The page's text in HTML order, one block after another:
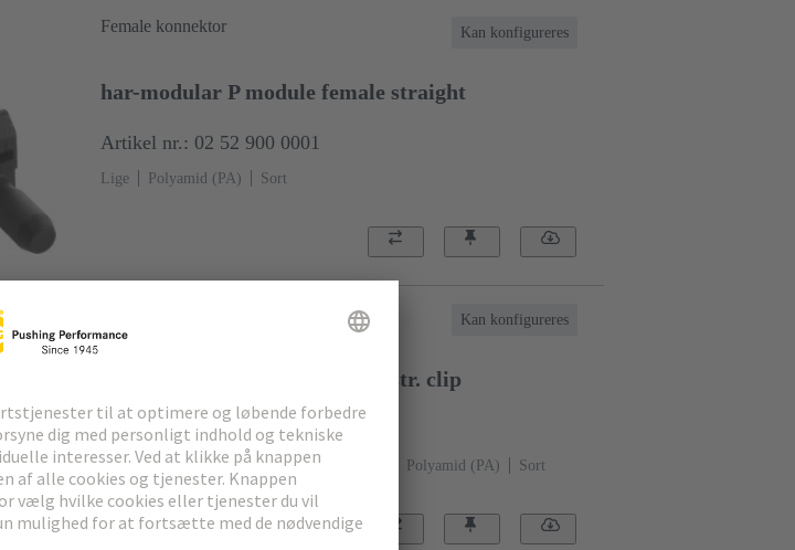
Kan konfigureres
Female konnektor
har-modular P module female straight
Artikel nr.: 02 52 900 0001
Lige Polyamid (PA) Sort
Kan konfigureres
har-modular P module female str. clip
Artikel nr.: 02 52 900 0002
Lige Fastgørelse af PCB: Med snap-in-clips Polyamid (PA) Sort